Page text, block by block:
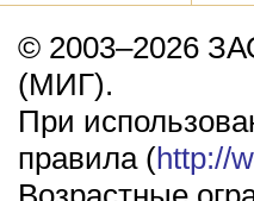
© 2003–2026
(МИГ).
При
правила (http://